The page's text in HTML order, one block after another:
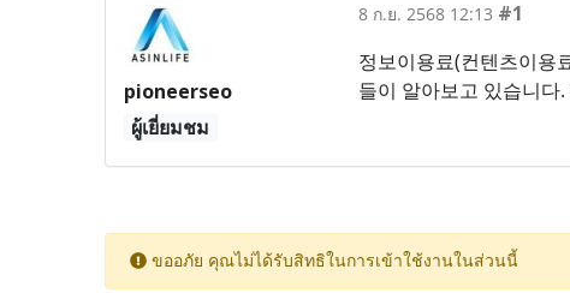
pioneerseo
ผู้เยี่ยมชม
8 ก.ย. 2568 12:13 #1
정보이용료(컨텐츠이용
들이 알아보고 있습니다.
ขออภัย คุณไม่ได้รับสิทธิในการเข้าใช้งานในส่วนนี้